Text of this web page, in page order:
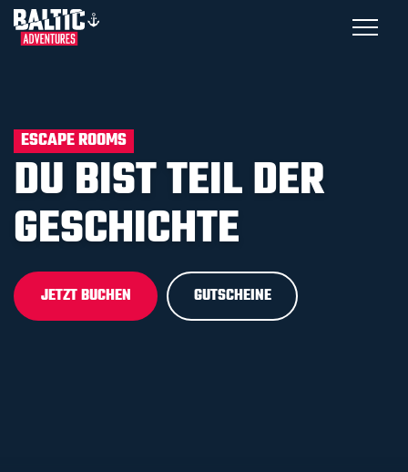
ESCAPE ROOMS
DU BIST TEILDER
GESCHICHTE
JETZT BUCHEN GUTSCHEINE